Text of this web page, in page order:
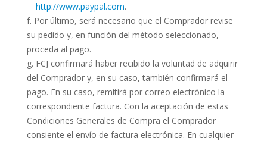
http://www.paypal.com.
Por último, será necesario que el Comprador revise
su pedido y, en función del método seleccionado,
proceda al pago.
FCJ confirmará haber recibido la voluntad de adquirir
del Comprador y, en su caso, también confirmará el
pago. En su caso, remitirá por correo electrónico la
correspondiente factura. Con la aceptación de estas
Condiciones Generales de Compra el Comprador
consiente el envío de factura electrónica. En cualquier